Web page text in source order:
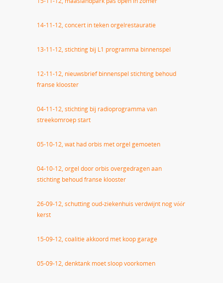
14-11-12, concert in teken orgelrestauratie
13-11-12, stichting bij L1 programma binnenspel
12-11-12, nieuwsbrief binnenspel stichting behoud
franse klooster
04-11-12, stichting bij radioprogramma van
streekomroep start
05-10-12, wat had orbis met orgel gemoeten
04-10-12, orgel door orbis overgedragen aan
stichting behoud franse klooster
26-09-12, schutting oud-ziekenhuis verdwijnt nog vóór
kerst
15-09-12, coalitie akkoord met koop garage
05-09-12, denktank moet sloop voorkomen